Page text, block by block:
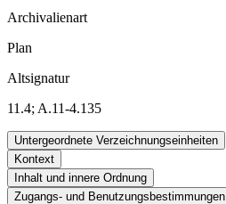
Archivalienart
Plan
Altsignatur
11.4; A.11-4.135
Untergeordnete Verzeichnungseinheiten
Kontext
Inhalt und innere Ordnung
Zugangs- und Benutzungsbestimmungen